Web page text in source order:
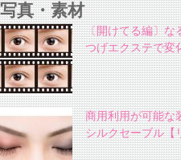
写真・素材
〔開けてる編〕な
つげエクステで変
商用利用が可能な
シルクセーブル【